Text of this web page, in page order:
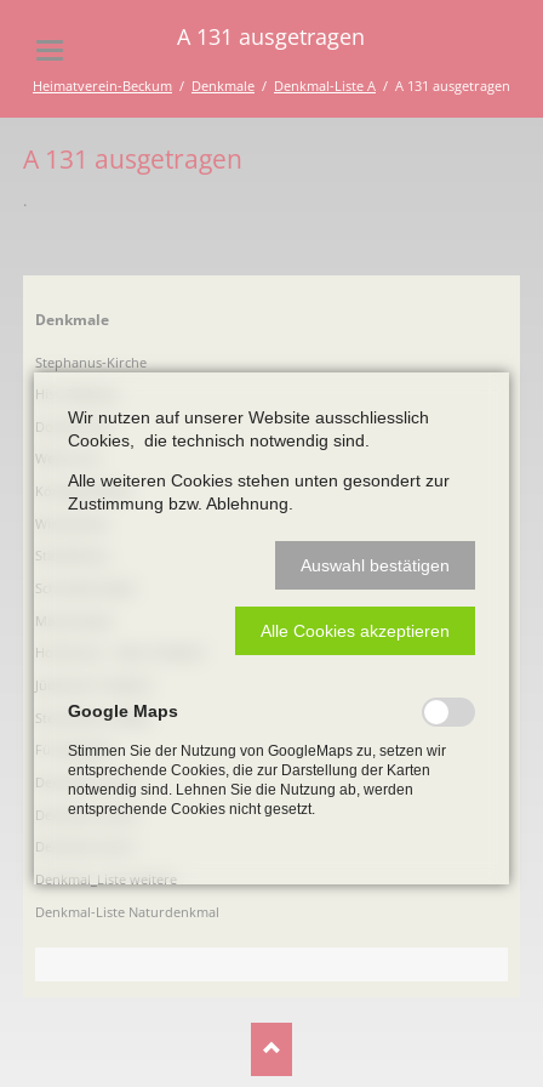
A 131 ausgetragen
Heimatverein-Beckum Denkmale Denkmal-Liste A A 131 ausgetragen
A 131 ausgetragen
.
Navigation
Denkmale
Stephanus-Kirche
Hist. Rathaus
Domitorium
Wehrturm
Köttings Mühle
Windmühle
Ständehaus
Schmiede Galen
Mariensäule
Hochkreuz - Alter Friedhof
Jüdischer Friedhof
Steinkisten Gräber
Fürstengrab
Denkmal-Liste A
Denkmal-Liste B
Denkmal-Liste C
Denkmal_Liste weitere
Denkmal-Liste Naturdenkmal
Wir nutzen auf unserer Website ausschliesslich
Cookies, die technisch notwendig sind.
Alle weiteren Cookies stehen unten gesondert zur
Zustimmung bzw. Ablehnung.
Auswahl bestätigen
Alle Cookies akzeptieren
Google Maps
Stimmen Sie der Nutzung von GoogleMaps zu, setzen wir
entsprechende Cookies, die zur Darstellung der Karten
notwendig sind. Lehnen Sie die Nutzung ab, werden
entsprechende Cookies nicht gesetzt.